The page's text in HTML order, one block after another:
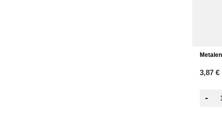
3,87 €
-